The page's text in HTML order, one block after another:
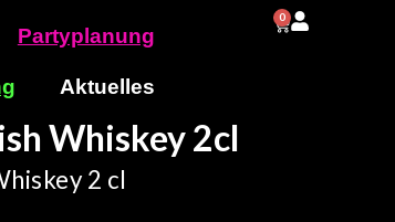
Partyplanung
Aktuelles
0
Whiskey 2cl
2 cl